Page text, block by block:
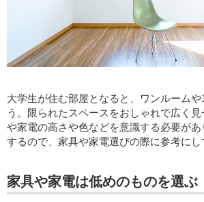
大学生が住む部屋となると、ワンルームや
う。限られたスペースをおしゃれで広く
や家電の高さや色などを意識する必要が
するので、家具や家電選びの際に参考にし
家具や家電は低めのものを選ぶ